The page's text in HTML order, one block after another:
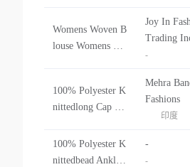
mens Woven Pants
Womens Woven S
Womens Woven B
louse Womens Wo
mens Knitted Pant
s Womens Woven
Joy In
Trading
-
100% Polyester K
nittedlong Cap Sle
Mehra
Fashions
印度
100% Polyester K
nittedbead Ankle
-
-